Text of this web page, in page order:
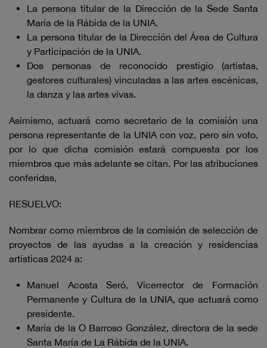
La persona titular de la Dirección de la Sede Santa
María de la Rábida de la UNIA.
La persona titular de la Dirección del Área de Cultura
y Participación de la UNIA.
Dos personas de reconocido prestigio (artistas,
gestores culturales) vinculadas a las artes escénicas,
la danza y las artes vivas.
Asimismo, actuará como secretario de la comisión una
persona representante de la UNIA con voz, pero sin voto,
por lo que dicha comisión estará compuesta por los
miembros que más adelante se citan. Por las atribuciones
conferidas,
RESUELVO:
Nombrar como miembros de la comisión de selección de
proyectos de las ayudas a la creación y residencias
artísticas 2024 a:
Manuel Acosta Seró, Vicerrector de Formación
Permanente y Cultura de la UNIA, que actuará como
presidente.
María de la O Barroso González, directora de la sede
Santa María de La Rábida de la UNIA.